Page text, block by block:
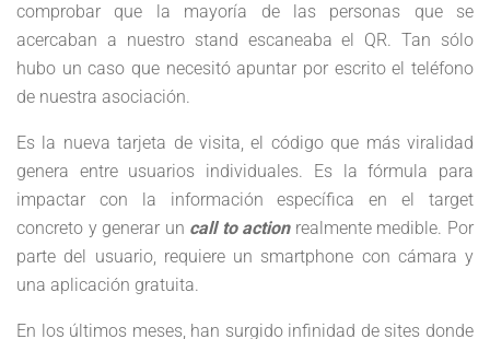
comprobar que la mayoría de las personas que se
acercaban a nuestro stand escaneaba el QR. Tan sólo
hubo un caso que necesitó apuntar por escrito el teléfono
de nuestra asociación.
Es la nueva tarjeta de visita, el código que más viralidad
genera entre usuarios individuales. Es la fórmula para
impactar con la información específica en el target
concreto y generar un call to actionrealmente medible. Por
parte del usuario, requiere un smartphone con cámara y
una aplicación gratuita.
En los últimos meses, han surgido infinidad de sites donde